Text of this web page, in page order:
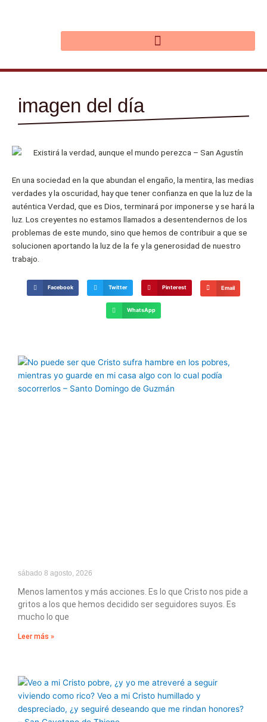
imagen del día
En una sociedad en la que abundan el engaño, la mentira, las medias
verdades y la oscuridad, hay que tener confianza en que la luz de la
auténtica Verdad, que es Dios, terminará por imponerse y se hará la
luz. Los creyentes no estamos llamados a desentendernos de los
problemas de este mundo, sino que hemos de contribuir a que se
solucionen aportando la luz de la fe y la generosidad de nuestro
trabajo.
Facebook Twitter Pinterest Email
WhatsApp
sábado 8 agosto, 2026
Menos lamentos y más acciones. Es lo que Cristo nos pide a
gritos a los que hemos decidido ser seguidores suyos. Es
mucho lo que
Leer más »
PáginaPáginaPáginaPáginaPágina